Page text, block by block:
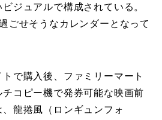
ジュアルで構成されている。
ごせそうなカレンダーとなって
で購入後、ファミリーマート
コピー機で発券可能な映画前
龍捲風（ロンギュンフォ